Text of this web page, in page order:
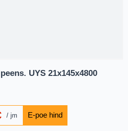
UYS 21x145x4800
jm